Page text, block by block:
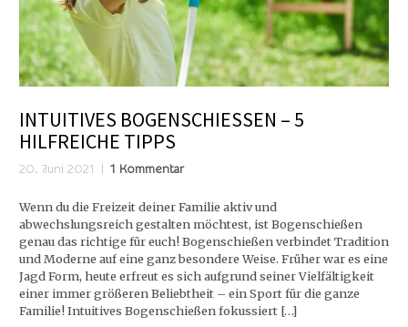
INTUITIVES BOGENSCHIESSEN – 5 H
ILFREICHE TIPPS
20. Juni 2021 1 Kommentar
Wenn du die Freizeit deiner Familie aktiv und
abwechslungsreich gestalten möchtest, ist Bogenschießen
genau das richtige für euch! Bogenschießen verbindet Tradition
und Moderne auf eine ganz besondere Weise. Früher war es eine
Jagd Form, heute erfreut es sich aufgrund seiner Vielfältigkeit
einer immer größeren Beliebtheit – ein Sport für die ganze
Familie! Intuitives Bogenschießen fokussiert […]